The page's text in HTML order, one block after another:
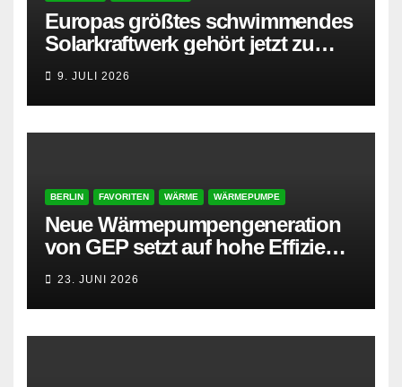
Europas größtes schwimmendes
Solarkraftwerk gehört jetzt zu
AMPYR
9. JULI 2026
BERLIN FAVORITEN WÄRME WÄRMEPUMPE
Neue Wärmepumpengeneration
von GEP setzt auf hohe Effizienz
und besonders leisen Betrieb
23. JUNI 2026